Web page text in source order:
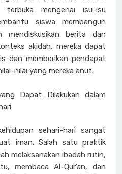
terbuka mengenai isu-isu
siswa membangun
mendiskusikan berita dan
akidah, mereka dapat
dan memberikan pendapat
nilai yang mereka anut.
Dapat Dilakukan dalam
sehari-hari sangat
iman. Salah satu praktik
melaksanakan ibadah rutin,
membaca Al-Qur’an, dan